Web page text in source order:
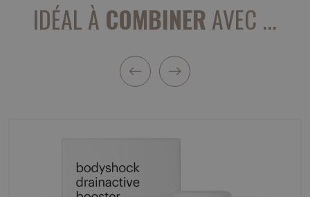
IDÉAL À COMBINERAVEC ...